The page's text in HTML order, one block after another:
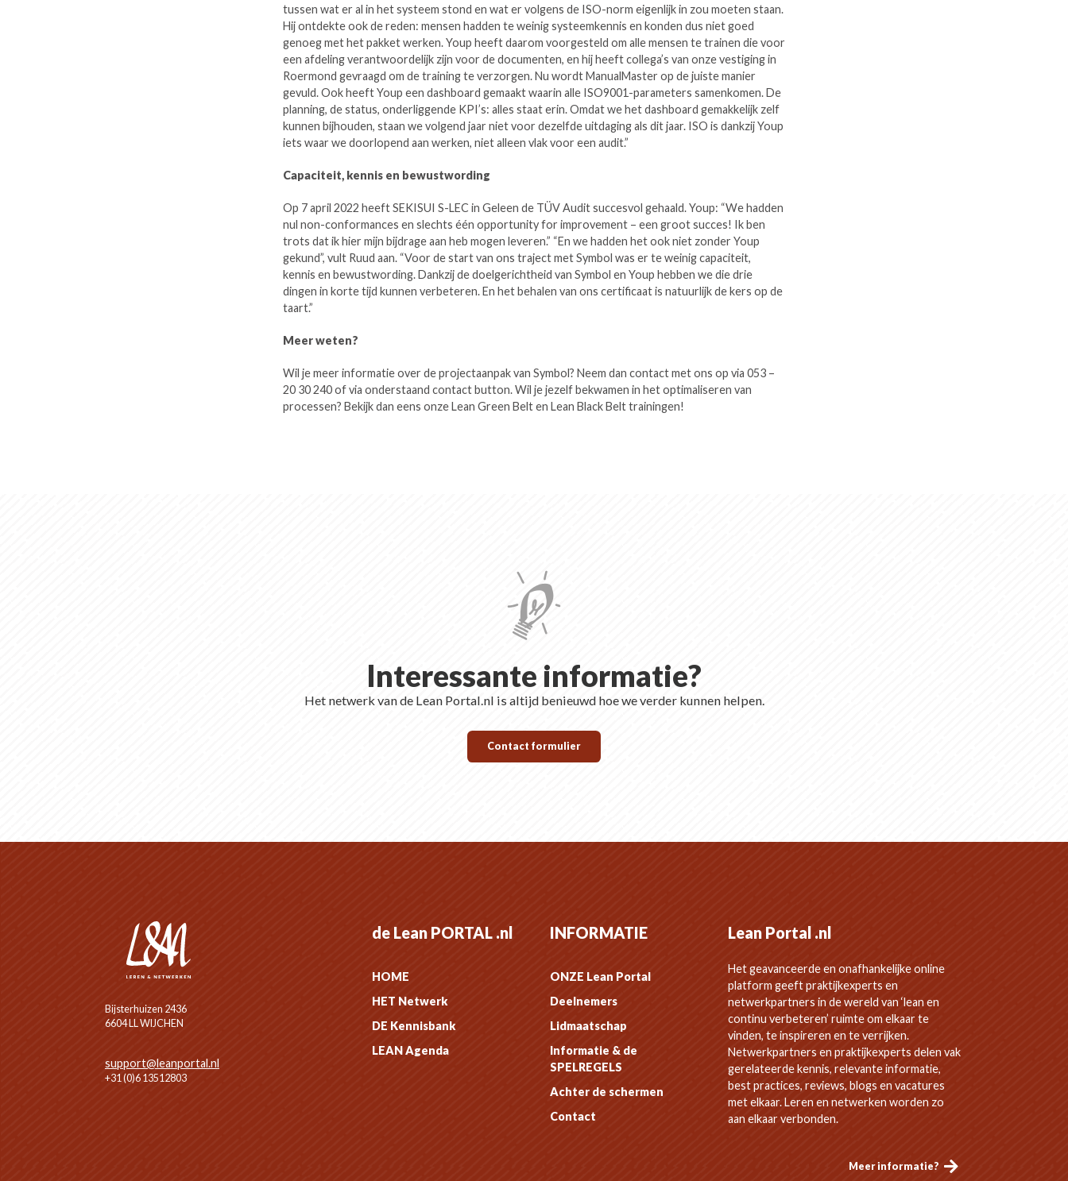
tussen wat er al in het systeem stond en wat er volgens de ISO-norm eigenlijk in zou moeten staan.
Hij ontdekte ook de reden: mensen hadden te weinig systeemkennis en konden dus niet goed
genoeg met het pakket werken. Youp heeft daarom voorgesteld om alle mensen te trainen die voor
een afdeling verantwoordelijk zijn voor de documenten, en hij heeft collega’s van onze vestiging in
Roermond gevraagd om de training te verzorgen. Nu wordt ManualMaster op de juiste manier
gevuld. Ook heeft Youp een dashboard gemaakt waarin alle ISO9001-parameters samenkomen. De
planning, de status, onderliggende KPI’s: alles staat erin. Omdat we het dashboard gemakkelijk zelf
kunnen bijhouden, staan we volgend jaar niet voor dezelfde uitdaging als dit jaar. ISO is dankzij Youp
iets waar we doorlopend aan werken, niet alleen vlak voor een audit.”
Capaciteit, kennis en bewustwording
Op 7 april 2022 heeft SEKISUI S-LEC in Geleen de TÜV Audit succesvol gehaald. Youp: “We hadden
nul non-conformances en slechts één opportunity for improvement – een groot succes! Ik ben
trots dat ik hier mijn bijdrage aan heb mogen leveren.” “En we hadden het ook niet zonder Youp
gekund”, vult Ruud aan. “Voor de start van ons traject met Symbol was er te weinig capaciteit,
kennis en bewustwording. Dankzij de doelgerichtheid van Symbol en Youp hebben we die drie
dingen in korte tijd kunnen verbeteren. En het behalen van ons certificaat is natuurlijk de kers op de
taart.”
Meer weten?
Wil je meer informatie over de projectaanpak van Symbol? Neem dan contact met ons op via 053 –
20 30 240 of via onderstaand contact button. Wil je jezelf bekwamen in het optimaliseren van
processen? Bekijk dan eens onze Lean Green Belt en Lean Black Belt trainingen!
Interessante informatie?
Het netwerk van de Lean Portal.nl is altijd benieuwd hoe we verder kunnen helpen.
Contact formulier
Bijsterhuizen 2436
6604 LL WIJCHEN
support@leanportal.nl
+31 (0)6 13512803
de Lean PORTAL .nl
HOME
HET Netwerk
DE Kennisbank
LEAN Agenda
INFORMATIE
ONZE Lean Portal
Deelnemers
Lidmaatschap
Informatie & de
SPELREGELS
Achter de schermen
Contact
Lean Portal .nl
Het geavanceerde en onafhankelijke online
platform geeft praktijkexperts en
netwerkpartners in de wereld van ‘lean en
continu verbeteren’ ruimte om elkaar te
vinden, te inspireren en te verrijken.
Netwerkpartners en praktijkexperts delen vak
gerelateerde kennis, relevante informatie,
best practices, reviews, blogs en vacatures
met elkaar. Leren en netwerken worden zo
aan elkaar verbonden.
Meer informatie?